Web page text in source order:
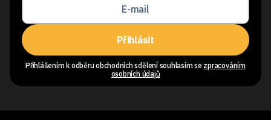
Přihlásit
Přihlášením k odběru obchodních sdělení souhlasím se zpracováním
osobních údajů